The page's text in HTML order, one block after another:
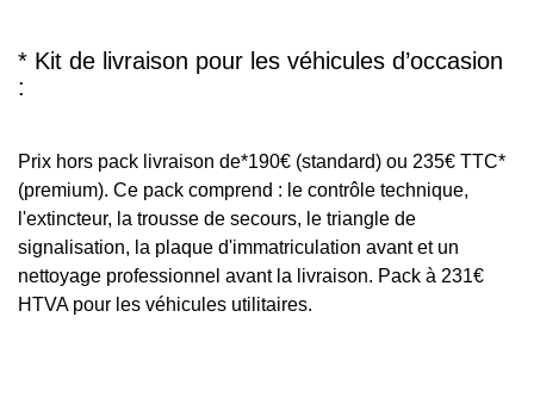
* Kit de livraison pour les véhicules d’occasion
:
Prix hors pack livraison de*190€ (standard) ou 235€ TTC*
(premium). Ce pack comprend : le contrôle technique,
l'extincteur, la trousse de secours, le triangle de
signalisation, la plaque d'immatriculation avant et un
nettoyage professionnel avant la livraison. Pack à 231€
HTVA pour les véhicules utilitaires.